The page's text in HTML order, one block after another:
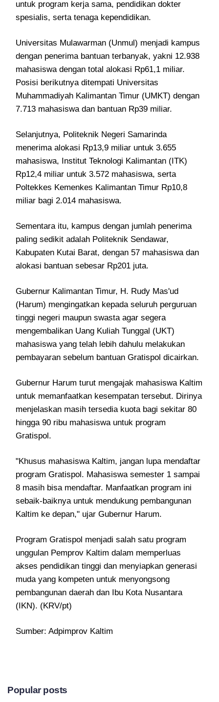
untuk program kerja sama, pendidikan dokter
spesialis, serta tenaga kependidikan.
Universitas Mulawarman (Unmul) menjadi kampus
dengan penerima bantuan terbanyak, yakni 12.938
mahasiswa dengan total alokasi Rp61,1 miliar.
Posisi berikutnya ditempati Universitas
Muhammadiyah Kalimantan Timur (UMKT) dengan
7.713 mahasiswa dan bantuan Rp39 miliar.
Selanjutnya, Politeknik Negeri Samarinda
menerima alokasi Rp13,9 miliar untuk 3.655
mahasiswa, Institut Teknologi Kalimantan (ITK)
Rp12,4 miliar untuk 3.572 mahasiswa, serta
Poltekkes Kemenkes Kalimantan Timur Rp10,8
miliar bagi 2.014 mahasiswa.
Sementara itu, kampus dengan jumlah penerima
paling sedikit adalah Politeknik Sendawar,
Kabupaten Kutai Barat, dengan 57 mahasiswa dan
alokasi bantuan sebesar Rp201 juta.
Gubernur Kalimantan Timur, H. Rudy Mas'ud
(Harum) mengingatkan kepada seluruh perguruan
tinggi negeri maupun swasta agar segera
mengembalikan Uang Kuliah Tunggal (UKT)
mahasiswa yang telah lebih dahulu melakukan
pembayaran sebelum bantuan Gratispol dicairkan.
Gubernur Harum turut mengajak mahasiswa Kaltim
untuk memanfaatkan kesempatan tersebut. Dirinya
menjelaskan masih tersedia kuota bagi sekitar 80
hingga 90 ribu mahasiswa untuk program
Gratispol.
"Khusus mahasiswa Kaltim, jangan lupa mendaftar
program Gratispol. Mahasiswa semester 1 sampai
8 masih bisa mendaftar. Manfaatkan program ini
sebaik-baiknya untuk mendukung pembangunan
Kaltim ke depan," ujar Gubernur Harum.
Program Gratispol menjadi salah satu program
unggulan Pemprov Kaltim dalam memperluas
akses pendidikan tinggi dan menyiapkan generasi
muda yang kompeten untuk menyongsong
pembangunan daerah dan Ibu Kota Nusantara
(IKN). (KRV/pt)
Sumber: Adpimprov Kaltim
Popular posts